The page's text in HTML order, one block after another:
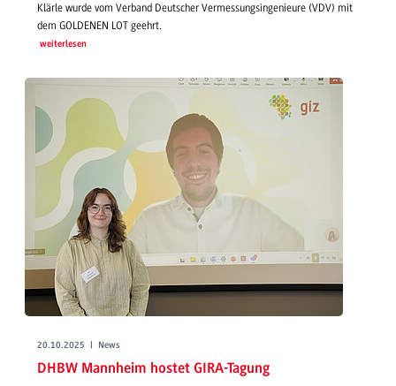
Klärle wurde vom Verband Deutscher Vermessungsingenieure (VDV) mit
dem GOLDENEN LOT geehrt.
weiterlesen
20.10.2025 | News
DHBW Mannheim hostet GIRA-Tagung